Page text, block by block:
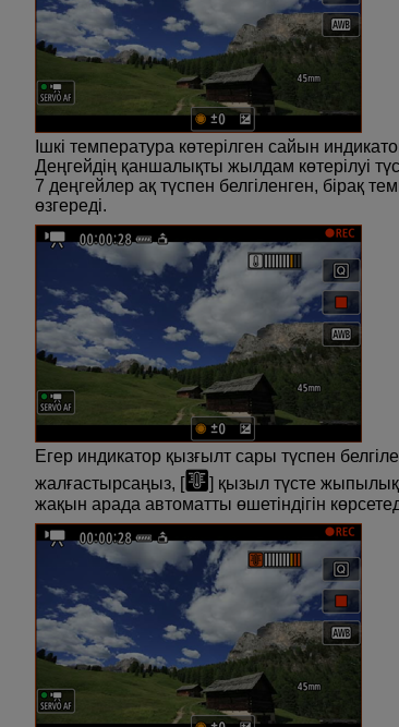
Ішкі температура көтерілген сайын
Деңгейдің қаншалықты жылдам көтерілуі
7 деңгейлер ақ түспен белгіленген, бірақ
өзгереді.
Егер индикатор қызғылт сары түспен
жалғастырсаңыз, [
] қызыл түсте
жақын арада автоматты өшетіндігін